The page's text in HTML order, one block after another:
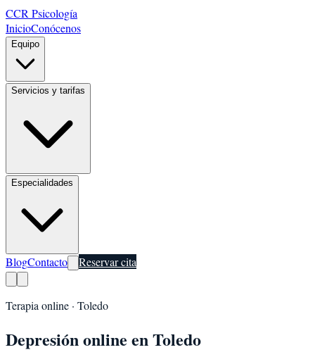
CCR Psicología
InicioConócenos
Equipo
Servicios y tarifas
Especialidades
BlogContacto Reservar cita
Terapia online · Toledo
Depresiónonline enToledo